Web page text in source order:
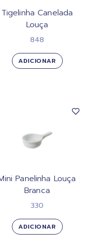
Tigelinha Canelada
Louça
848
ADICIONAR
Panelinha Louça
Branca
330
ADICIONAR